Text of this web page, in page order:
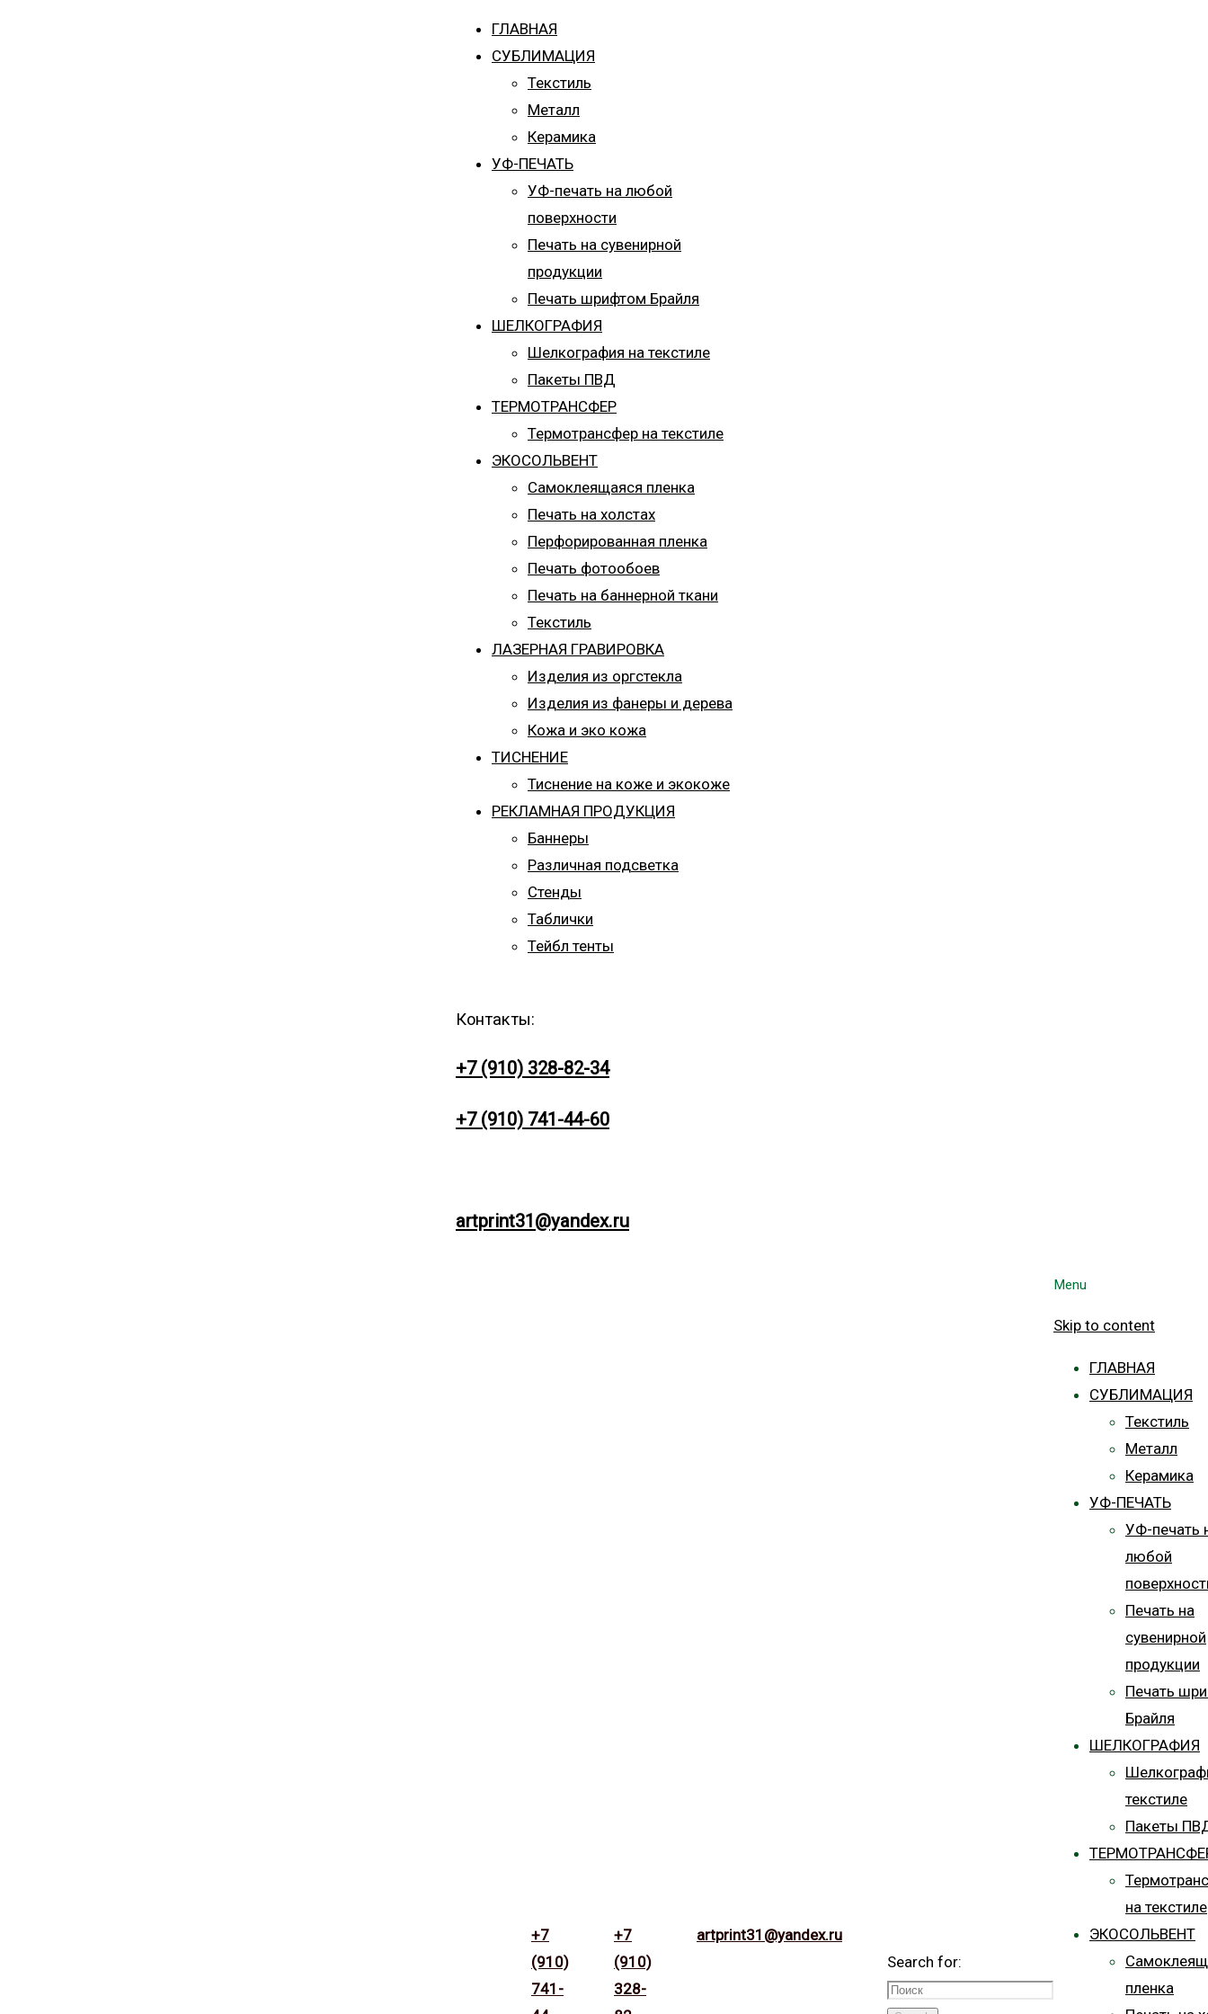
ГЛАВНАЯ
СУБЛИМАЦИЯ
Текстиль
Металл
Керамика
УФ-ПЕЧАТЬ
УФ-печать на любой
поверхности
Печать на сувенирной
продукции
Печать шрифтом Брайля
ШЕЛКОГРАФИЯ
Шелкография на текстиле
Пакеты ПВД
ТЕРМОТРАНСФЕР
Термотрансфер на текстиле
ЭКОСОЛЬВЕНТ
Самоклеящаяся пленка
Печать на холстах
Перфорированная пленка
Печать фотообоев
Печать на баннерной ткани
Текстиль
ЛАЗЕРНАЯ ГРАВИРОВКА
Изделия из оргстекла
Изделия из фанеры и дерева
Кожа и эко кожа
ТИСНЕНИЕ
Тиснение на коже и экокоже
РЕКЛАМНАЯ ПРОДУКЦИЯ
Баннеры
Различная подсветка
Стенды
Таблички
Тейбл тенты
Контакты:
+7 (910) 328-82-34
+7 (910) 741-44-60
artprint31@yandex.ru
+7
(910)
741-
+7
(910)
328-
artprint31@yandex.ru
Search for:
Menu
Skip to content
ГЛАВНАЯ
СУБЛИМАЦИЯ
Текстиль
Металл
Керамика
УФ-ПЕЧАТЬ
УФ-печать
любой
Печать на
сувенирной
продукции
Печать
Брайля
ШЕЛКОГРАФИЯ
текстиле
Пакеты
на текстиле
ЭКОСОЛЬВЕНТ
пленка